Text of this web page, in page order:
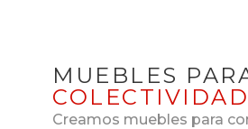
MUEBLES
Creamos muebles para